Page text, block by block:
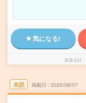
気になる!
派遣会社
未読 掲載日 2026/08/07